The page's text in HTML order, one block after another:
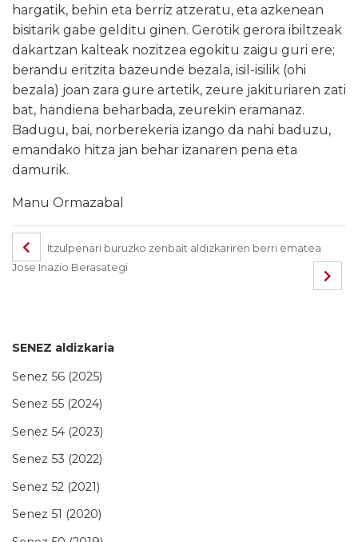
SENEZ aldizkaria
Senez 56 (2025)
Senez 55 (2024)
Senez 54 (2023)
Senez 53 (2022)
Senez 52 (2021)
Senez 51 (2020)
hargatik, behin eta berriz atzeratu, eta azkenean
bisitarik gabe gelditu ginen. Gerotik gerora ibiltzeak
dakartzan kalteak nozitzea egokitu zaigu guri ere;
berandu eritzita bazeunde bezala, isil-isilik (ohi
bezala) joan zara gure artetik, zeure jakituriaren zati
bat, handiena beharbada, zeurekin eramanaz.
Badugu, bai, norberekeria izango da nahi baduzu,
emandako hitza jan behar izanaren pena eta
damurik.
Manu Ormazabal
Itzulpenari buruzko zenbait aldizkariren berri ematea
Jose Inazio Berasategi